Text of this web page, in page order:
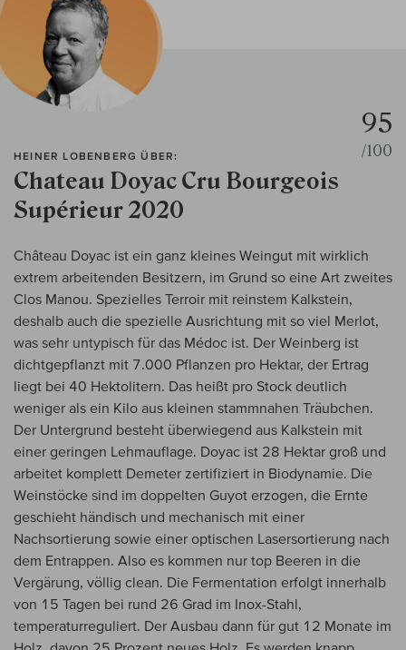
HEINER LOBENBERG ÜBER:
Chateau Doyac Cru Bourgeois
Supérieur 2020
95
/100
Château Doyac ist ein ganz kleines Weingut mit wirklich
extrem arbeitenden Besitzern, im Grund so eine Art zweites
Clos Manou. Spezielles Terroir mit reinstem Kalkstein,
deshalb auch die spezielle Ausrichtung mit so viel Merlot,
was sehr untypisch für das Médoc ist. Der Weinberg ist
dichtgepflanzt mit 7.000 Pflanzen pro Hektar, der Ertrag
liegt bei 40 Hektolitern. Das heißt pro Stock deutlich
weniger als ein Kilo aus kleinen stammnahen Träubchen.
Der Untergrund besteht überwiegend aus Kalkstein mit
einer geringen Lehmauflage. Doyac ist 28 Hektar groß und
arbeitet komplett Demeter zertifiziert in Biodynamie. Die
Weinstöcke sind im doppelten Guyot erzogen, die Ernte
geschieht händisch und mechanisch mit einer
Nachsortierung sowie einer optischen Lasersortierung nach
dem Entrappen. Also es kommen nur top Beeren in die
Vergärung, völlig clean. Die Fermentation erfolgt innerhalb
von 15 Tagen bei rund 26 Grad im Inox-Stahl,
temperaturreguliert. Der Ausbau dann für gut 12 Monate im